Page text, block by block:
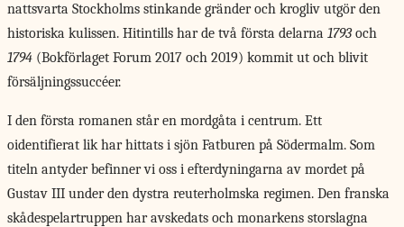
nattsvarta Stockholms stinkande gränder och krogliv utgör den
historiska kulissen. Hitintills har de två första delarna 1793och
1794 (Bokförlaget Forum 2017 och 2019) kommit ut och blivit
försäljningssuccéer.
I den första romanen står en mordgåta i centrum. Ett
oidentifierat lik har hittats i sjön Fatburen på Södermalm. Som
titeln antyder befinner vi oss i efterdyningarna av mordet på
Gustav III under den dystra reuterholmska regimen. Den franska
skådespelartruppen har avskedats och monarkens storslagna